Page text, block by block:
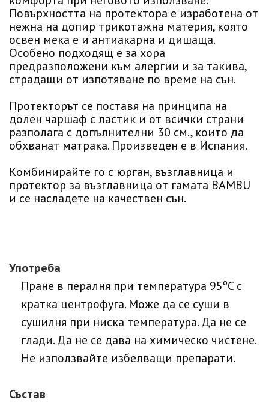
Повърхността на протектора е изработена от
нежна на допир трикотажна материя, която
освен мека е и антиакарна и дишаща.
Особено подходящ е за хора
предразположени към алергии и за такива,
страдащи от изпотяване по време на сън.
Протекторът се поставя на принципа на
долен чаршаф с ластик и от всички страни
разполага с допълнителни 30 см., които да
обхванат матрака. Произведен е в Испания.
Комбинирайте го с юрган, възглавница и
протектор за възглавница от гамата BAMBU
и се насладете на качествен сън.
Употреба
Пране в пералня при температура 95ºC с
кратка центрофуга. Може да се суши в
сушилня при ниска температура. Да не се
глади. Да не се дава на химическо чистене.
Не използвайте избелващи препарати.
Състав